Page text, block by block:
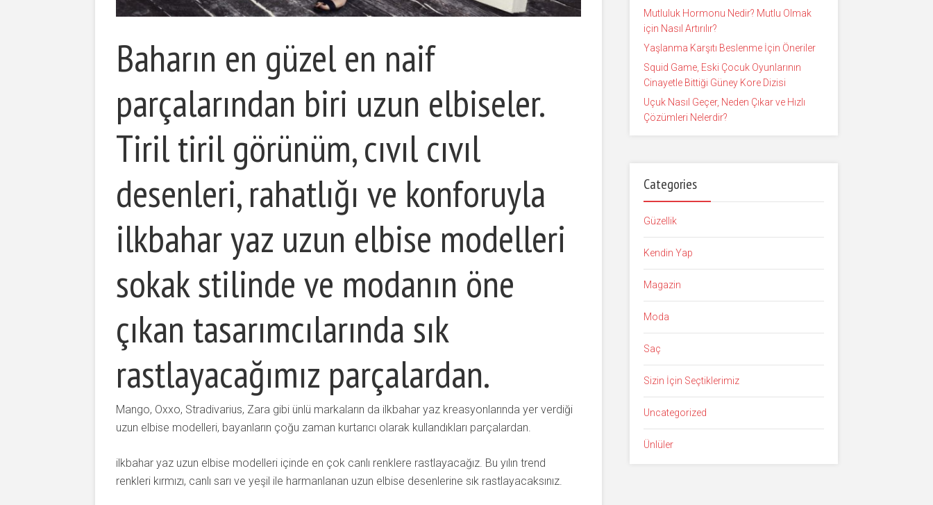
Baharın en güzel en naif
parçalarından biri uzun elbiseler.
Tiril tiril görünüm, cıvıl cıvıl
desenleri, rahatlığı ve konforuyla
ilkbahar yaz uzun elbise modelleri
sokak stilinde ve modanın öne
çıkan tasarımcılarında sık
rastlayacağımız parçalardan.
Mango, Oxxo, Stradivarius, Zara gibi ünlü markaların da ilkbahar yaz kreasyonlarında yer verdiği
uzun elbise modelleri, bayanların çoğu zaman kurtarıcı olarak kullandıkları parçalardan.
ilkbahar yaz uzun elbise modelleri içinde en çok canlı renklere rastlayacağız. Bu yılın trend
renkleri kırmızı, canlı sarı ve yeşil ile harmanlanan uzun elbise desenlerine sık rastlayacaksınız.
Mutluluk Hormonu Nedir? Mutlu Olmak
için Nasıl Artırılır?
Yaşlanma Karşıtı Beslenme İçin Öneriler
Squid Game, Eski Çocuk Oyunlarının
Cinayetle Bittiği Güney Kore Dizisi
Uçuk Nasıl Geçer, Neden Çıkar ve Hızlı
Çözümleri Nelerdir?
Categories
Güzellik
Kendin Yap
Magazin
Moda
Saç
Sizin İçin Seçtiklerimiz
Uncategorized
Ünlüler